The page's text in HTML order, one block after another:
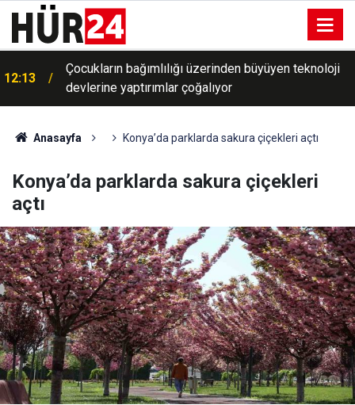
12:13
Çocukların bağımlılığı üzerinden büyüyen teknoloji
devlerine yaptırımlar çoğalıyor
Anasayfa Konya’da parklarda sakura çiçekleri açtı
Konya’da parklarda sakura çiçekleri
açtı